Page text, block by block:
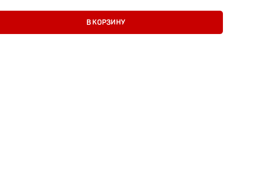
чулки компрессионные арт.221 2й класс р-р №3 черный
В КОРЗИНУ